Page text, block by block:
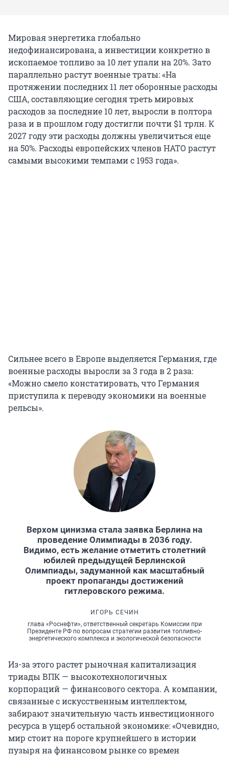
Мировая энергетика глобально
недофинансирована, а инвестиции конкретно в
ископаемое топливо за 10 лет упали на 20%. Зато
параллельно растут военные траты: «На
протяжении последних 11 лет оборонные расходы
США, составляющие сегодня треть мировых
расходов за последние 10 лет, выросли в полтора
раза и в прошлом году достигли почти $1 трлн. К
2027 году эти расходы должны увеличиться еще
на 50%. Расходы европейских членов НАТО растут
самыми высокими темпами с 1953 года».
Сильнее всего в Европе выделяется Германия, где
военные расходы выросли за 3 года в 2 раза:
«Можно смело констатировать, что Германия
приступила к переводу экономики на военные
рельсы».
Верхом цинизма стала заявка Берлина на
проведение Олимпиады в 2036 году.
Видимо, есть желание отметить столетний
юбилей предыдущей Берлинской
Олимпиады, задуманной как масштабный
проект пропаганды достижений
гитлеровского режима.
ИГОРЬ СЕЧИН
глава «Роснефти», ответственный секретарь Комиссии при
Президенте РФ по вопросам стратегии развития топливно-
энергетического комплекса и экологической безопасности
Из-за этого растет рыночная капитализация
триады ВПК — высокотехнологичных
корпораций — финансового сектора. А компании,
связанные с искусственным интеллектом,
забирают значительную часть инвестиционного
ресурса в ущерб остальной экономике: «Очевидно,
мир стоит на пороге крупнейшего в истории
пузыря на финансовом рынке со времен